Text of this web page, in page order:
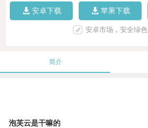
安卓下载 苹果下载
安卓市场，安全绿色
简介
泡芙云是干嘛的